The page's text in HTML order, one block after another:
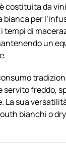
costituita da
bianca per
tempi di
un
servito freddo,
La sua
bianchi o